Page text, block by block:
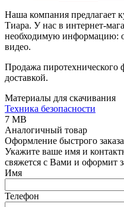
Наша компания предлагает
Тиара. У нас в интернет-
необходимую информацию:
видео.
Продажа пиротехнического
доставкой.
Материалы для скачивания
Техника безопасности
7 MB
Аналогичный товар
Оформление быстрого заказа
Укажите ваше имя и
свяжется с Вами и оформит
Имя
Телефон